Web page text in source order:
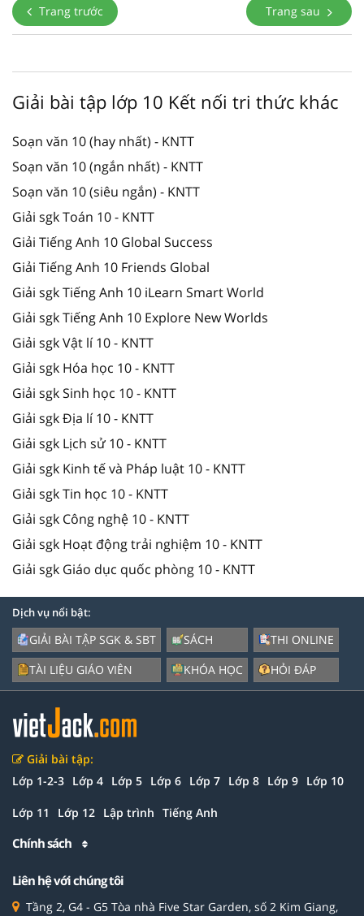
Trang trước Trang sau
Giải bài tập lớp 10 Kết nối tri thức khác
Soạn văn 10 (hay nhất) - KNTT
Soạn văn 10 (ngắn nhất) - KNTT
Soạn văn 10 (siêu ngắn) - KNTT
Giải sgk Toán 10 - KNTT
Giải Tiếng Anh 10 Global Success
Giải Tiếng Anh 10 Friends Global
Giải sgk Tiếng Anh 10 iLearn Smart World
Giải sgk Tiếng Anh 10 Explore New Worlds
Giải sgk Vật lí 10 - KNTT
Giải sgk Hóa học 10 - KNTT
Giải sgk Sinh học 10 - KNTT
Giải sgk Địa lí 10 - KNTT
Giải sgk Lịch sử 10 - KNTT
Giải sgk Kinh tế và Pháp luật 10 - KNTT
Giải sgk Tin học 10 - KNTT
Giải sgk Công nghệ 10 - KNTT
Giải sgk Hoạt động trải nghiệm 10 - KNTT
Giải sgk Giáo dục quốc phòng 10 - KNTT
Dịch vụ nổi bật:
GIẢI BÀI TẬP SGK & SBT
TÀI LIỆU GIÁO VIÊN
SÁCH
KHÓA HỌC
THI ONLINE
HỎI ĐÁP
Giải bài tập:
Lớp 1-2-3 Lớp 4 Lớp 5 Lớp 6 Lớp 7 Lớp 8 Lớp 9 Lớp 10
Lớp 11 Lớp 12 Lập trình Tiếng Anh
Chính sách
Liên hệ với chúng tôi
Tầng 2, G4 - G5 Tòa nhà Five Star Garden, số 2 Kim Giang,